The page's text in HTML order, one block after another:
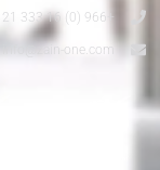
+966 (0) 16 333 7121
info@zain-one.com